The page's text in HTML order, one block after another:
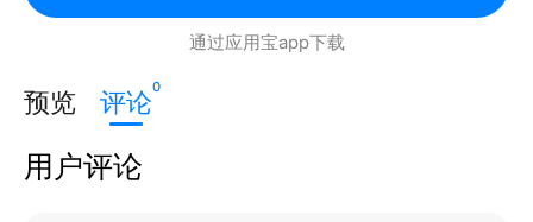
通过应用宝app下载
预览 评论0
用户评论